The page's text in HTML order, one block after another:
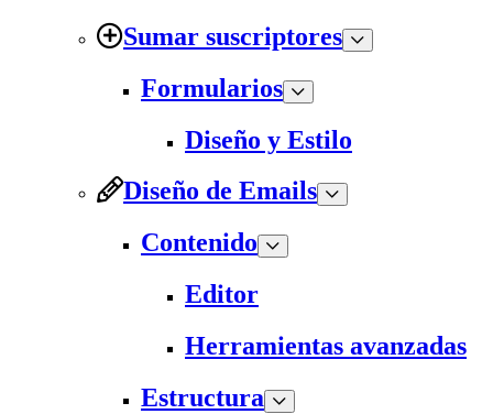
Sumar suscriptores
Formularios
Diseño y Estilo
Diseño de Emails
Contenido
Editor
Herramientas avanzadas
Estructura